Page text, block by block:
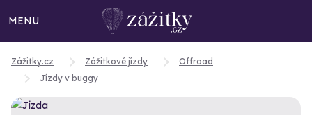
MENU
Zážitky.cz Zážitkové jízdy
Offroad
Jízdy v buggy